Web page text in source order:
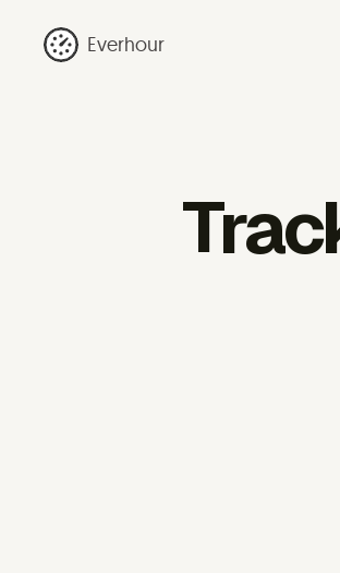
Everhour